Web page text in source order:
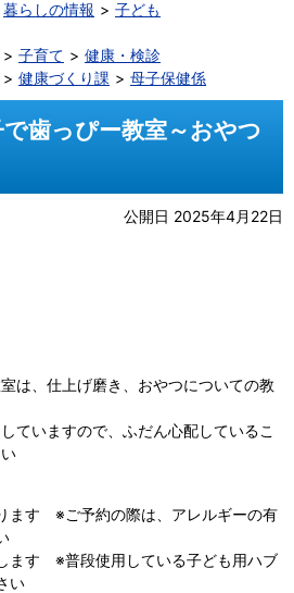
暮らしの情報
子ども
子育て
健康・検診
健康づくり課 母子保健係
歯っぴー教室～おやつ
公開日 2025年4月22日
は、仕上げ磨き、おやつについての教
ていますので、ふだん心配しているこ
ます ※ご予約の際は、アレルギーの有
ます ※普段使用している子ども用ハブ
い